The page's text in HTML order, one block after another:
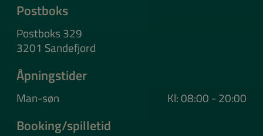
Postboks
Postboks 329
3201 Sandefjord
Åpningstider
Man-søn Kl: 08:00 - 20:00
Booking/spilletid